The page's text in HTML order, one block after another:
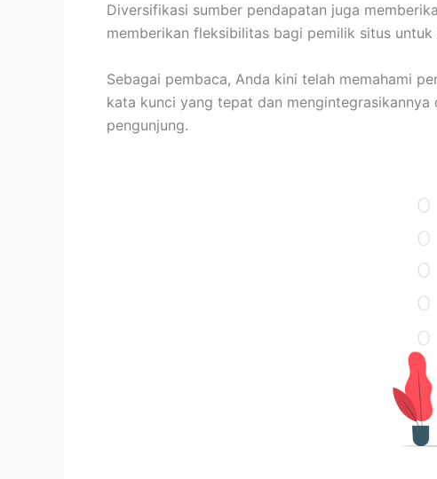
Diversifikasi sumber pendapatan juga
memberikan fleksibilitas bagi pemilik situs
Sebagai pembaca, Anda kini telah memahami
kata kunci yang tepat dan
pengunjung.